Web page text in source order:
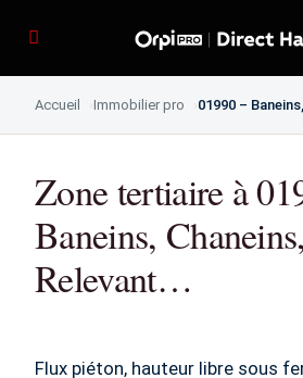
Accueil Immobilier pro 01990 –
Zone tertiaire à
Baneins, Chaneins,
Relevant…
Flux piéton, hauteur libre sous